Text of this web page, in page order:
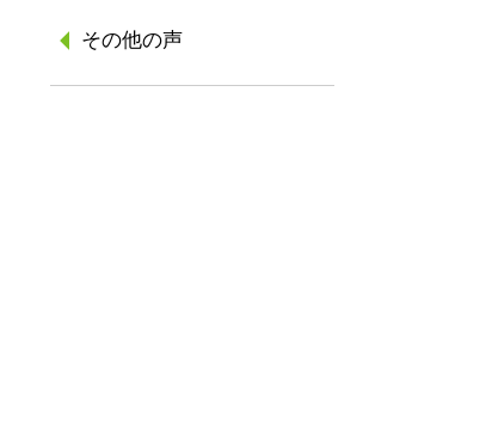
その他の声